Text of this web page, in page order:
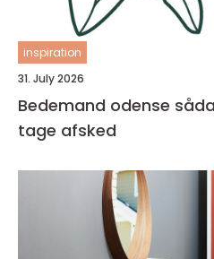
inspiration
31. July 2026
Bedemand odense sådan får du ro til at
tage afsked